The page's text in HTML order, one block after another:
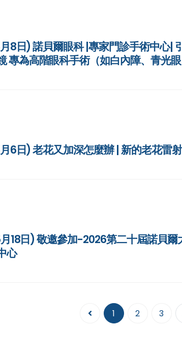
8日) 諾貝爾眼科 |專家門診手術中心|
專為高階眼科手術（如白內障、青光
6日) 老花又加深怎麼辦 | 新的老花雷射
18日) 敬邀參加-2026第二十屆諾貝
心
1 2 3